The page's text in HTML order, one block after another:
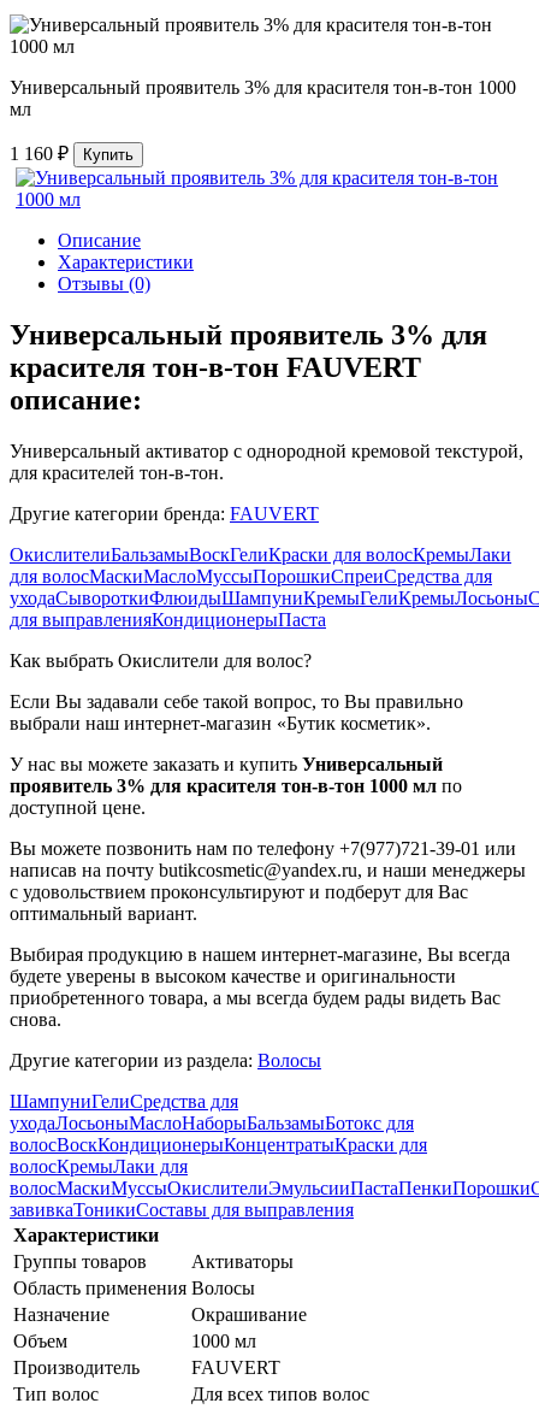
Универсальный проявитель 3% для красителя тон-в-тон 1000
мл
1 160 ₽ Купить
Описание
Характеристики
Отзывы (0)
Универсальный проявитель 3% для
красителя тон-в-тон FAUVERT
описание:
Универсальный активатор с однородной кремовой текстурой,
для красителей тон-в-тон.
Другие категории бренда: FAUVERT
ОкислителиБальзамыВоскГелиКраски для волосКремыЛаки
для волосМаскиМаслоМуссыПорошкиСпреиСредства для
уходаСывороткиФлюидыШампуниКремыГелиКремыЛосьоны
для выправленияКондиционерыПаста
Как выбрать Окислители для волос?
Если Вы задавали себе такой вопрос, то Вы правильно
выбрали наш интернет-магазин «Бутик косметик».
У нас вы можете заказать и купить Универсальный
проявитель 3% для красителя тон-в-тон 1000 мл по
доступной цене.
Вы можете позвонить нам по телефону +7(977)721-39-01 или
написав на почту butikcosmetic@yandex.ru, и наши менеджеры
с удовольствием проконсультируют и подберут для Вас
оптимальный вариант.
Выбирая продукцию в нашем интернет-магазине, Вы всегда
будете уверены в высоком качестве и оригинальности
приобретенного товара, а мы всегда будем рады видеть Вас
снова.
Другие категории из раздела: Волосы
ШампуниГелиСредства для
уходаЛосьоныМаслоНаборыБальзамыБотокс для
волосВоскКондиционерыКонцентратыКраски для
волосКремыЛаки для
волосМаскиМуссыОкислителиЭмульсииПастаПенкиПорошки
завивкаТоникиСоставы для выправления
Характеристики
Группы товаров
Активаторы
Область применения Волосы
Назначение
Окрашивание
Объем
1000 мл
Производитель
FAUVERT
Тип волос
Для всех типов волос